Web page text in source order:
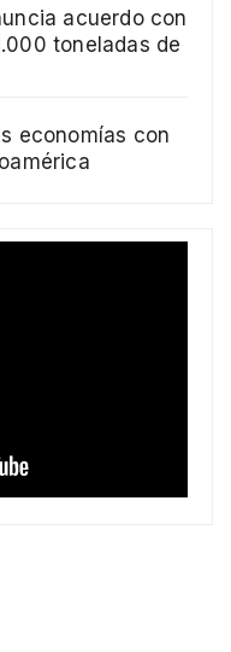
acuerdo con
toneladas de
economías con